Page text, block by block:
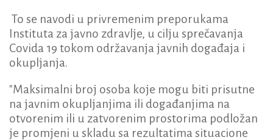
To se navodi u privremenim preporukama
Instituta za javno zdravlje, u cilju sprečavanja
Covida 19 tokom održavanja javnih događaja i
okupljanja.
"Maksimalni broj osoba koje mogu biti prisutne
na javnim okupljanjima ili događanjima na
otvorenim ili u zatvorenim prostorima podložan
je promjeni u skladu sa rezultatima situacione